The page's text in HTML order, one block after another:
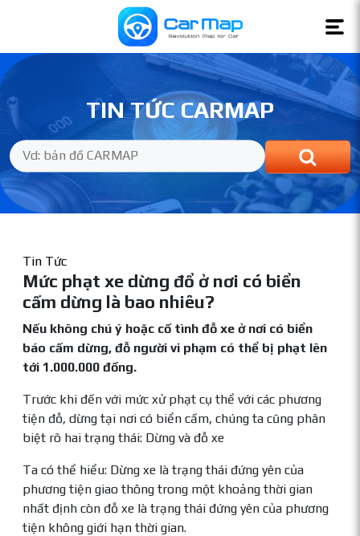
TIN TỨC CARMAP
Tin Tức
Mức phạt xe dừng đổ ở nơi có biển
cấm dừng là bao nhiêu?
Nếu không chú ý hoặc cố tình đỗ xe ở nơi có biển
báo cấm dừng, đỗ người vi phạm có thể bị phạt lên
tới 1.000.000 đồng.
Trước khi đến với mức xử phạt cụ thể với các phương
tiện đỗ, dừng tại nơi có biển cấm, chúng ta cũng phân
biệt rõ hai trạng thái: Dừng và đỗ xe
Ta có thể hiểu: Dừng xe là trạng thái đứng yên của
phương tiện giao thông trong một khoảng thời gian
nhất định còn đỗ xe là trạng thái đứng yên của phương
tiện không giới hạn thời gian.